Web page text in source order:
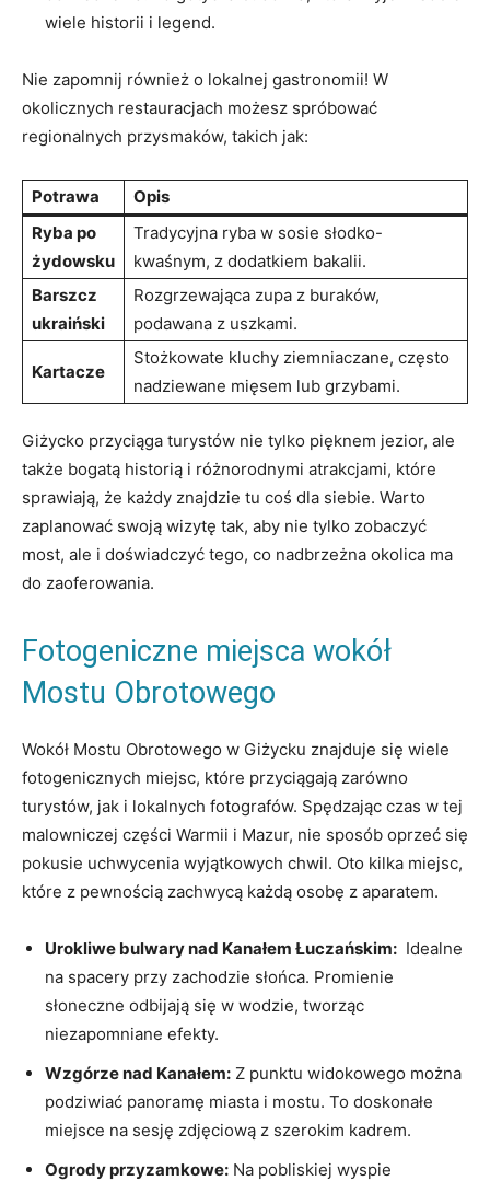
wiele ‍historii ⁢i legend.
Nie zapomnij również o ‍lokalnej gastronomii! ⁢W
okolicznych‌ restauracjach możesz spróbować
regionalnych przysmaków, takich jak:
Potrawa
Opis
Ryba ‍po
żydowsku
Tradycyjna ⁤ryba​ w⁣ sosie ⁣słodko-
kwaśnym, z ⁣dodatkiem⁣ bakalii.
Barszcz
⁢ukraiński
Rozgrzewająca⁣ zupa z buraków,
podawana⁢ z⁢ uszkami.
Kartacze
Stożkowate kluchy ziemniaczane,‍ często
nadziewane​ mięsem⁣ lub ⁣grzybami.
Giżycko przyciąga turystów nie tylko pięknem jezior, ale
⁢także ‍bogatą historią i różnorodnymi atrakcjami, które
sprawiają, że każdy znajdzie tu ‍coś dla​ siebie. ‌Warto
⁤zaplanować‌ swoją ‍wizytę tak, aby nie tylko zobaczyć
most, ale i doświadczyć tego, co nadbrzeżna​ okolica ma
do zaoferowania.
Fotogeniczne miejsca wokół
Mostu Obrotowego
Wokół Mostu Obrotowego w Giżycku znajduje się wiele
⁢fotogenicznych miejsc, które przyciągają zarówno⁢
turystów, ⁢jak i⁢ lokalnych fotografów. Spędzając czas w tej
malowniczej części Warmii i ‌Mazur, nie sposób oprzeć się
pokusie ⁤uchwycenia wyjątkowych ⁢chwil. Oto⁣ kilka miejsc,
które z pewnością zachwycą każdą osobę ⁢z aparatem.
Urokliwe⁤ bulwary nad ​Kanałem Łuczańskim: ‌ Idealne
na⁣ spacery⁢ przy zachodzie słońca. Promienie
słoneczne odbijają​ się w wodzie, ⁢tworząc
niezapomniane ‌efekty.
Wzgórze nad Kanałem: Z punktu widokowego można
podziwiać panoramę miasta​ i mostu. To doskonałe
miejsce na ‍sesję zdjęciową z ⁤szerokim kadrem.
Ogrody przyzamkowe: Na pobliskiej ‍wyspie